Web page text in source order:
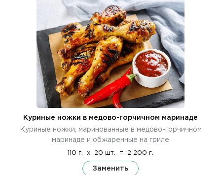
Куриные ножки в медово-горчичном маринаде
Куриные ножки, маринованные в медово-горчичном
маринаде и обжаренные на гриле
110 г. x 20 шт. = 2 200 г.
Заменить